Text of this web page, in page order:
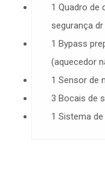
1 Quadro de
segurança dr
1 Bypass
(aquecedor
1 Sensor de
3 Bocais de
1 Sistema